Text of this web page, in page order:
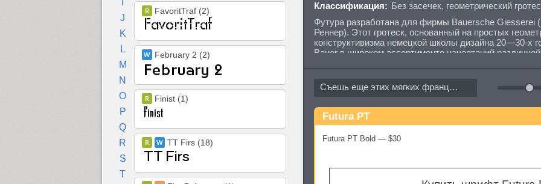
J
K
L
M
N
O
P
Q
R
S
T
FavoritTraf (2)
February 2 (2)
Finist (1)
TT Firs (18)
Классификация: Без засечек, геометрический
Футура разработана для фирмы Bauersche Giesserei
Реннер). Этот гротеск, основанный на простых
конструктивизма немецкой школы дизайна 20—30-х
Bauer в широком ассортименте начертаний
(ПараГраф) в 1995 году (дизайнер Владимир
начертания разработаны в 2007 году Изабеллой
шрифтовую систему из 14 нормальных и 8 узких
по стилю, метрикам и насыщенности для
зарегистрированной торговой маркой Bauer Types.
Съешь еще этих мягких французских...
Futura PT
Futura PT Bold — $30